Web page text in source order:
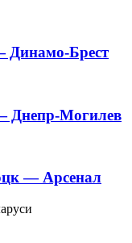
Динамо-Брест
Днепр-Могилев
— Арсенал